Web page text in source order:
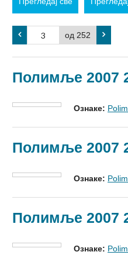
од 252
Полимље 2007
Ознаке:
Полимље 2007
Ознаке:
Полимље 2007
Ознаке: